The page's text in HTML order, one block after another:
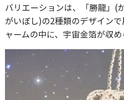
バリエーションは、「勝龍」(
がいぼし)の2種類のデザイン
ャームの中に、宇宙金箔が収め